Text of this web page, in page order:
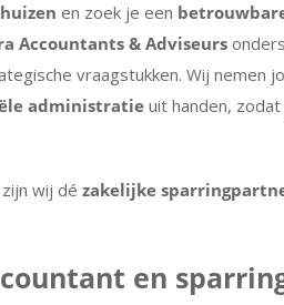
en zoek je een
Accountants & Adviseurs
vraagstukken. Wij nemen
administratie uit handen,
wij dé zakelijke
en